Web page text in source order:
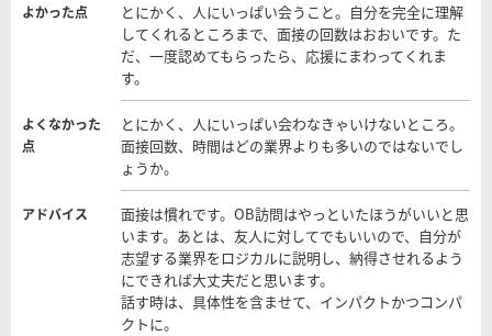
よかった点
とにかく、人にいっぱい会うこと。自分を完全に理解
してくれるところまで、面接の回数はおおいです。た
だ、一度認めてもらったら、応援にまわってくれま
す。
よくなかった
点
とにかく、人にいっぱい会わなきゃいけないところ。
面接回数、時間はどの業界よりも多いのではないでし
ょうか。
アドバイス
面接は慣れです。OB訪問はやっといたほうがいいと思
います。あとは、友人に対してでもいいので、自分が
志望する業界をロジカルに説明し、納得させれるよう
にできれば大丈夫だと思います。
話す時は、具体性を含ませて、インパクトかつコンパ
クトに。